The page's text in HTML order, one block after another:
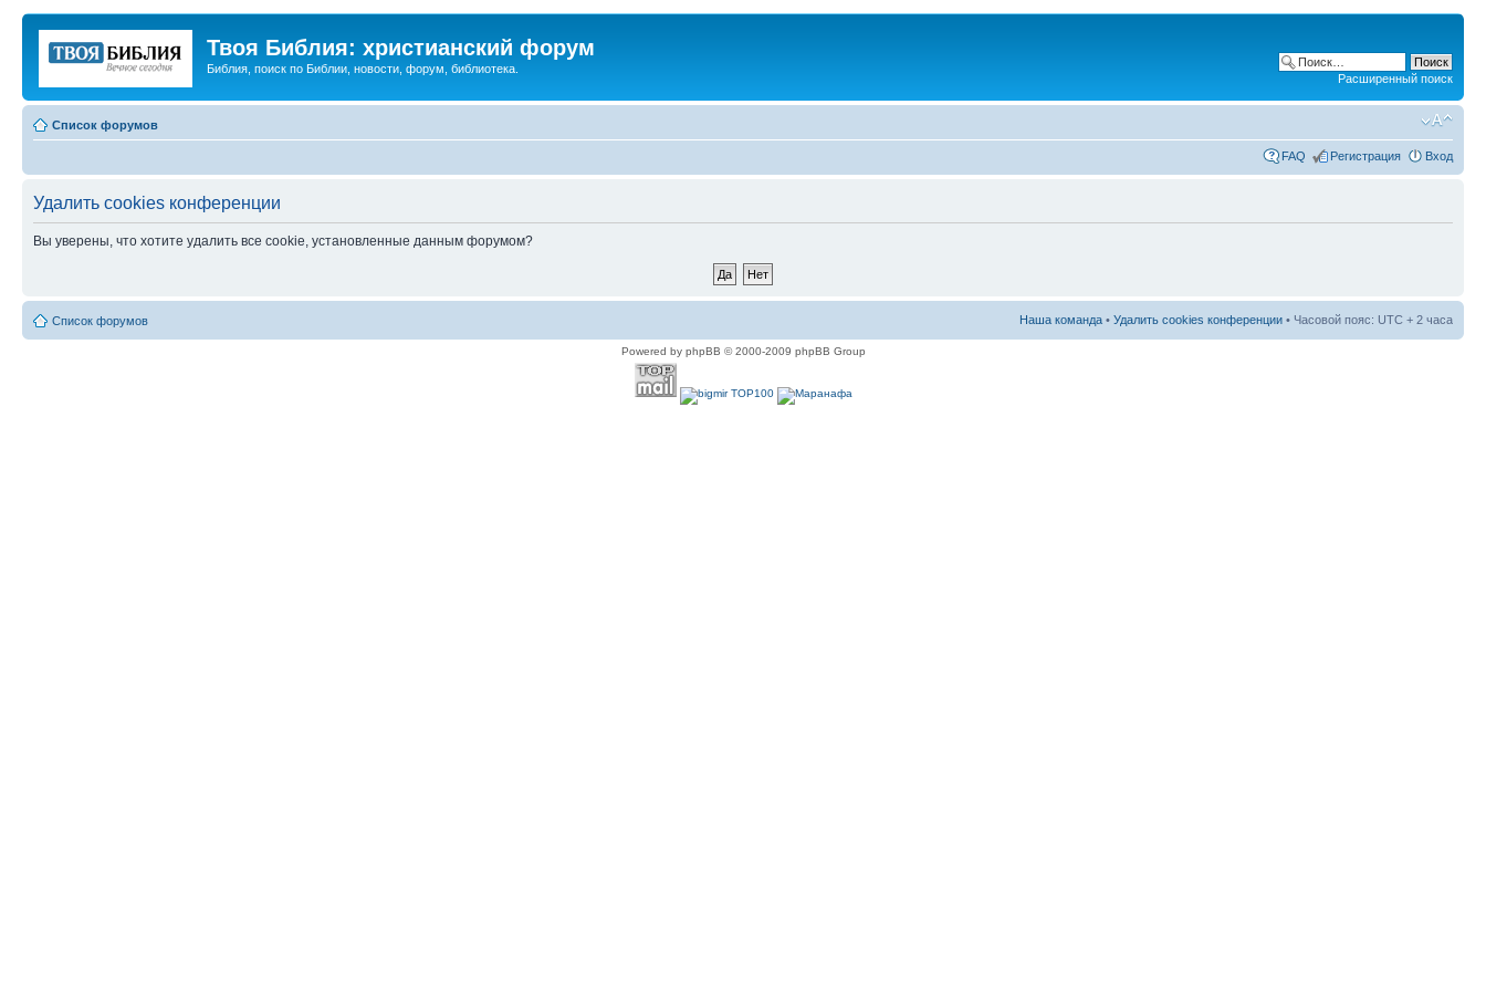
Твоя Библия: христианский форум
Библия, поиск по Библии, новости, форум, библиотека.
Расширенный поиск
Список форумов
FAQ Регистрация Вход
Удалить cookies конференции
Вы уверены, что хотите удалить все cookie, установленные данным форумом?
Список форумов Наша команда • Удалить cookies конференции • Часовой пояс: UTC + 2 часа
Powered by phpBB © 2000-2009 phpBB Group